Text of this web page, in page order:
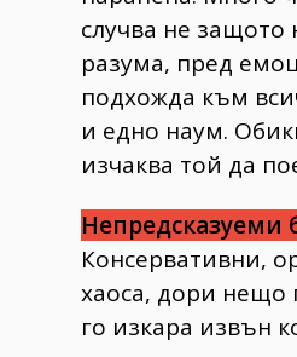
случва не защото
разума, пред
подхожда към
и едно наум.
изчаква той да
Непредсказуеми
Консервативни,
хаоса, дори нещо
го изкара извън